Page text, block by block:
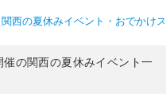
関西の夏休みイベント・おでかけ
の関西の夏休みイベント一